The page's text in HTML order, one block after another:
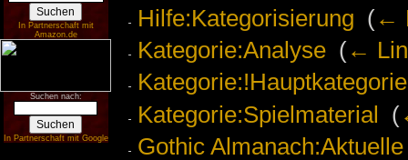
In Partnerschaft mit
Amazon.de
Suchen nach:
In Partnerschaft mit Google
Hilfe:Kategorisierung (←
Kategorie:Analyse‎ (←
Kategorie:!Hauptkategorie
Kategorie:Spielmaterial
(
Gothic